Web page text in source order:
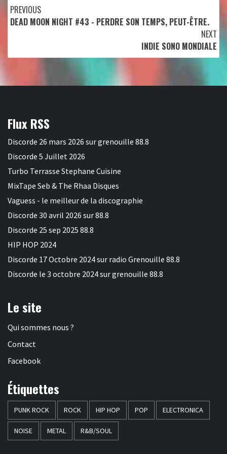
Continue
Reading
PREVIOUS
DEAD MOON NIGHT #43 - PERDRE SON TEMPS, PEUT-ÊTRE.
NEXT
INDIE SONO MONDIALE
Flux RSS
Discorde 26 mars 2026 sur grenouille 88.8
Discorde 5 Juillet 2026
Turbo Terrasse Stephane Cuisine
MixTape Seb & The Rhaa Disques
Vaguess - le meilleur de la discographie
Discorde 30 avril 2026 sur 88.8
Discorde 25 sep 2025 88.8
HIP HOP 2024
Discorde 17 Octobre 2024 sur radio Grenouille 88.8
Discorde le 3 octobre 2024 sur grenouille 88.8
Le site
Qui sommes nous ?
Contact
Facebook
Étiquettes
PUNK ROCK ROCK HIP HOP POP ELECTRONICA
NOISE METAL R&B/SOUL